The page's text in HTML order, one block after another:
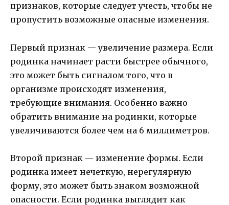
признаков, которые следует учесть, чтобы не
пропустить возможные опасные изменения.
Первый признак — увеличение размера. Если
родинка начинает расти быстрее обычного,
это может быть сигналом того, что в
организме происходят изменения,
требующие внимания. Особенно важно
обратить внимание на родинки, которые
увеличиваются более чем на 6 миллиметров.
Второй признак — изменение формы. Если
родинка имеет нечеткую, нерегулярную
форму, это может быть знаком возможной
опасности. Если родинка выглядит как